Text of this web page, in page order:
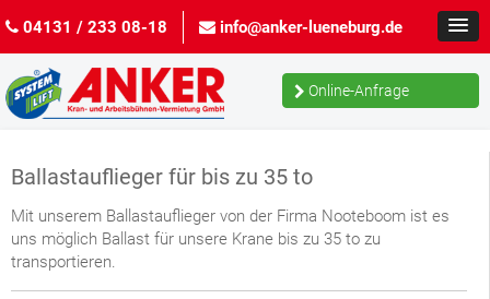
04131 / 233 08-18 info@anker-lueneburg.de
Online-Anfrage
Ballastauflieger für bis zu 35 to
Mit unserem Ballastauflieger von der Firma Nooteboom ist es
uns möglich Ballast für unsere Krane bis zu 35 to zu
transportieren.